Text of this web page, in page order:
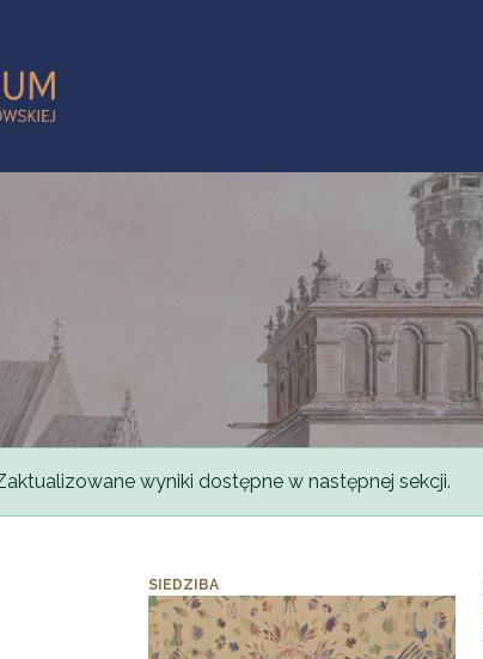
wyniki dostępne w następnej sekcji.
SIEDZIBA